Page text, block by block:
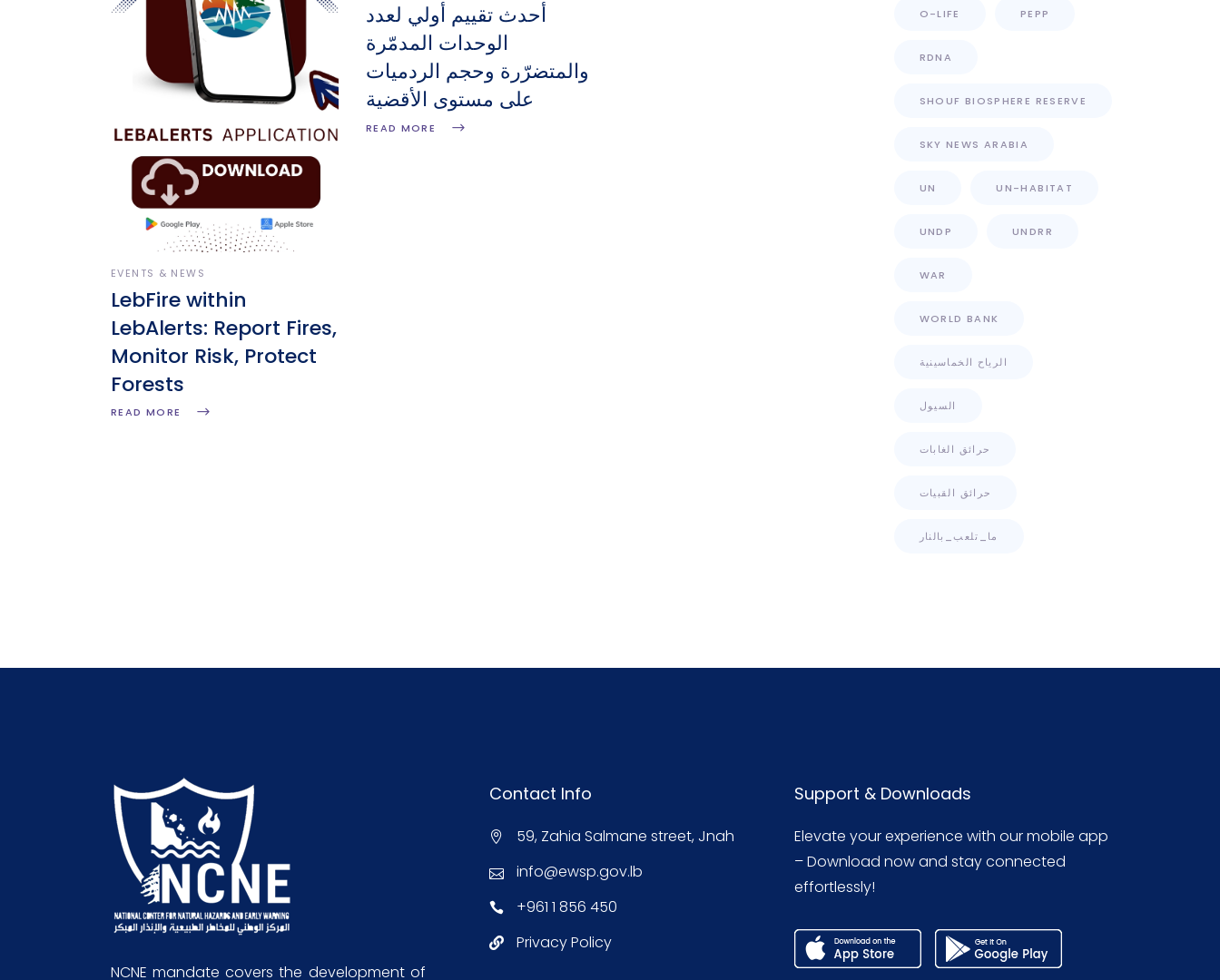
EVENTS & NEWS
LebFire within
LebAlerts: Report Fires,
Monitor Risk, Protect
Forests
READ MORE
أحدث تقييم أولي لعدد
الوحدات المدمّرة
والمتضرّرة وحجم الردميات
على مستوى الأقضية
READ MORE
O-LIFE PEPP
RDNA
SHOUF BIOSPHERE RESERVE
SKY NEWS ARABIA
UN UN-HABITAT
UNDP UNDRR
WAR
WORLD BANK
الرياح الخماسينية
السيول
حرائق الغابات
حرائق القبيات
ما_تلعب_بالنار
NCNE mandate covers the development of
Contact Info
59, Zahia Salmane street, Jnah
info@ewsp.gov.lb
+961 1 856 450
Privacy Policy
Support & Downloads
Elevate your experience with our mobile app
– Download now and stay connected
effortlessly!